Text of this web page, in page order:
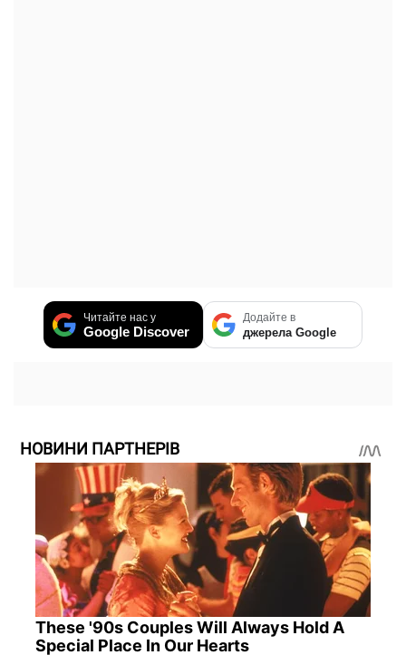
Читайте нас у
Google Discover
Додайте в
джерела Google
НОВИНИ ПАРТНЕРІВ
These '90s Couples Will Always Hold A
Special Place In Our Hearts